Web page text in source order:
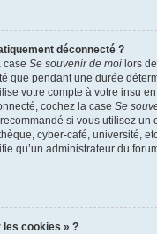
déconnecté ?
case Se souvenir de moi lors
que pendant une durée
votre compte à votre insu
cochez la case Se
si vous utilisez un
cyber-café, université,
qu’un administrateur du
les cookies » ?